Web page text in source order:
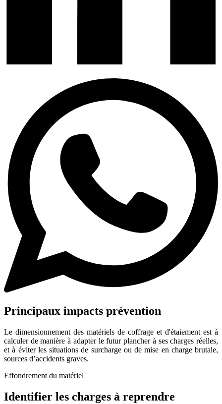
Principaux impacts prévention
Le dimensionnement des matériels de coffrage et d'étaiement est à
calculer de manière à adapter le futur plancher à ses charges réelles,
et à éviter les situations de surcharge ou de mise en charge brutale,
sources d’accidents graves.
Effondrement du matériel
Identifier les charges à reprendre